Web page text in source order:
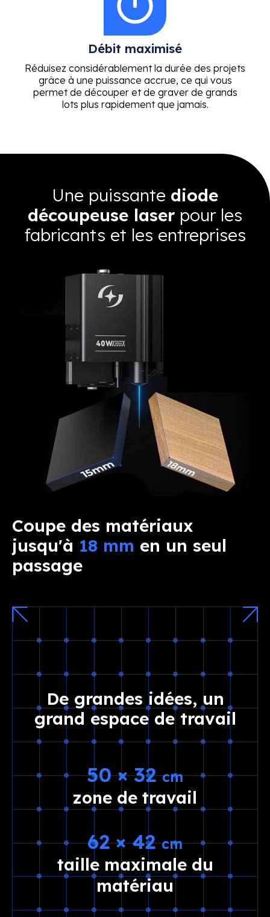
Débit maximisé
Réduisez considérablement la durée des projets
grâce à une puissance accrue, ce qui vous
permet de découper et de graver de grands
lots plus rapidement que jamais.
Une puissante diode
découpeuse laser pour les
fabricants et les entreprises
Coupe des matériaux
jusqu'à 18 mm en un seul
passage
De grandes idées, un
grand espace de travail
50 × 32cm
zone de travail
62 × 42cm
taille maximale du
matériau